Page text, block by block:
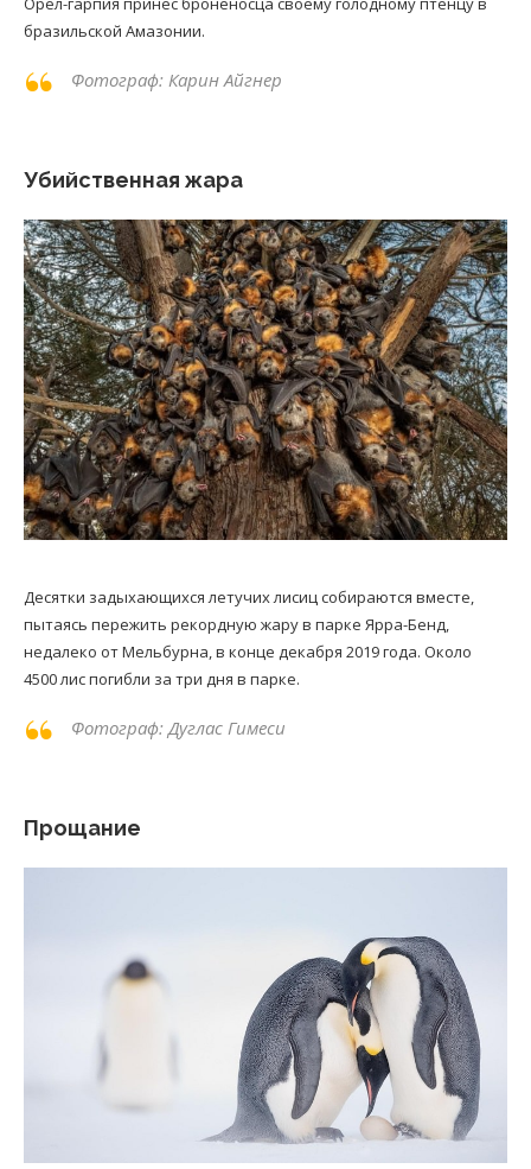
бразильской Амазонии.
Фотограф: Карин Айгнер
Убийственная жара
Десятки задыхающихся летучих лисиц собираются вместе,
пытаясь пережить рекордную жару в парке Ярра-Бенд,
недалеко от Мельбурна, в конце декабря 2019 года. Около
4500 лис погибли за три дня в парке.
Фотограф: Дуглас Гимеси
Прощание